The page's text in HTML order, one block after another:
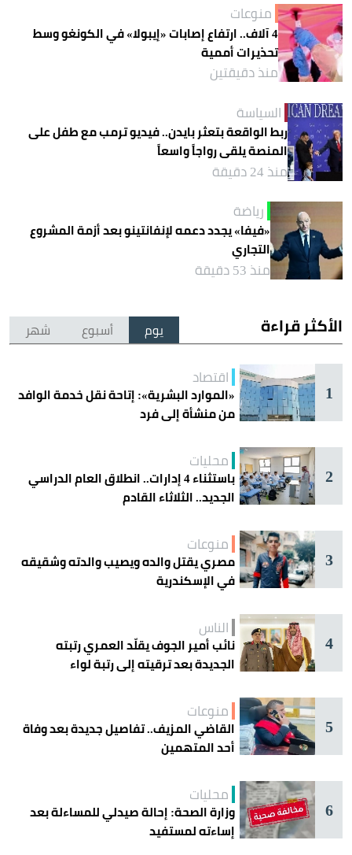
منوعات
4 آلاف.. ارتفاع إصابات «إيبولا» في الكونغو وسط
تحذيرات أممية
منذ دقيقتين
السياسة
ربط الواقعة بتعثر بايدن.. فيديو ترمب مع طفل على
المنصة يلقى رواجاً واسعاً
منذ 24 دقيقة
رياضة
«فيفا» يجدد دعمه لإنفانتينو بعد أزمة المشروع
التجاري
منذ 53 دقيقة
الأكثر قراءة يوم أسبوع شهر
1
اقتصاد
«الموارد البشرية»: إتاحة نقل خدمة الوافد
من منشأة إلى فرد
2
محليات
باستثناء 4 إدارات.. انطلاق العام الدراسي
الجديد.. الثلاثاء القادم
3
منوعات
مصري يقتل والده ويصيب والدته وشقيقه
في الإسكندرية
4
الناس
نائب أمير الجوف يقلّد العمري رتبته
الجديدة بعد ترقيته إلى رتبة لواء
5
منوعات
القاضي المزيف.. تفاصيل جديدة بعد وفاة
أحد المتهمين
6
محليات
وزارة الصحة: إحالة صيدلي للمساءلة بعد
إساءته لمستفيد